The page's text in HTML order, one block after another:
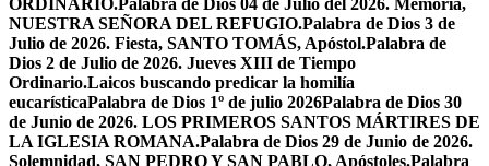
ORDINARIO.Palabra de Dios 04 de Julio del 2026. Memoria,
NUESTRA SEÑORA DEL REFUGIO.Palabra de Dios 3 de
Julio de 2026. Fiesta, SANTO TOMÁS, Apóstol.Palabra de
Dios 2 de Julio de 2026. Jueves XIII de Tiempo
Ordinario.Laicos buscando predicar la homilía
eucarísticaPalabra de Dios 1º de julio 2026Palabra de Dios 30
de Junio de 2026. LOS PRIMEROS SANTOS MÁRTIRES DE
LA IGLESIA ROMANA.Palabra de Dios 29 de Junio de 2026.
Solemnidad, SAN PEDRO Y SAN PABLO, Apóstoles.Palabra